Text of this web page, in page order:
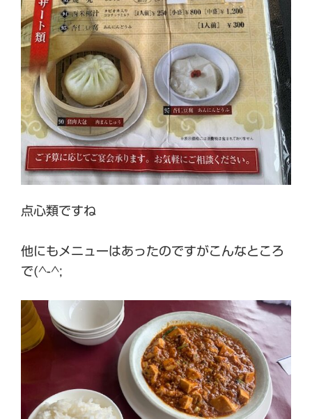
点心類ですね
他にもメニューはあったのですがこんなところ
で(^-^;